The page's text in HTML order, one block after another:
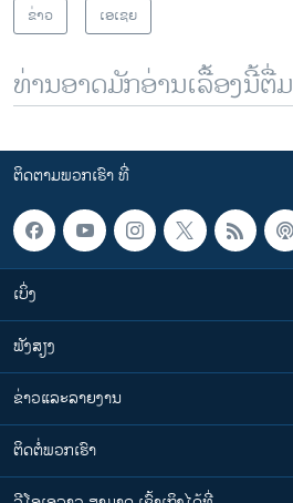
ຂ່າວ
ເອເຊຍ
ທ່ານອາດມັກອ່ານເລື້ອງນີ້ຕື່ມ
ຕິດຕາມພວກເຮົາ ທີ່
ເບິ່ງ
ຟັງສຽງ
ຂ່າວແລະລາຍງານ
ຕິດຕໍ່ພວກເຮົາ